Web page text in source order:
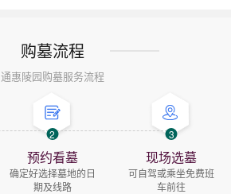
购墓流程
通惠陵园购墓服务流程
2
预约看墓
确定好选择墓地的日
期及线路
3
现场选墓
可自驾或乘坐免费班
车前往